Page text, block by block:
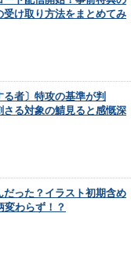
け取り方法をまとめてみ
者〕特攻の基準が判
る対象の鯖見ると感慨深
った？イラスト初期含め
変わらず！？